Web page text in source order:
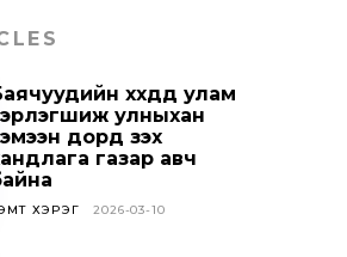
хүүхдүүд улам
улныхан
дорд үзэх
газар авч
ХЭРЭГ 2026-03-10